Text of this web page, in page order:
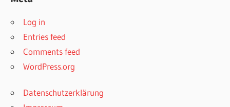
Log in
Entries feed
Comments feed
WordPress.org
Datenschutzerklärung